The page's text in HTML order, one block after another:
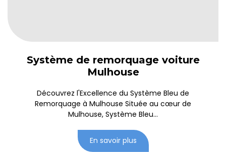
Système de remorquage voiture
Mulhouse
Découvrez l'Excellence du Système Bleu de
Remorquage à Mulhouse Située au cœur de
Mulhouse, Système Bleu...
En savoir plus